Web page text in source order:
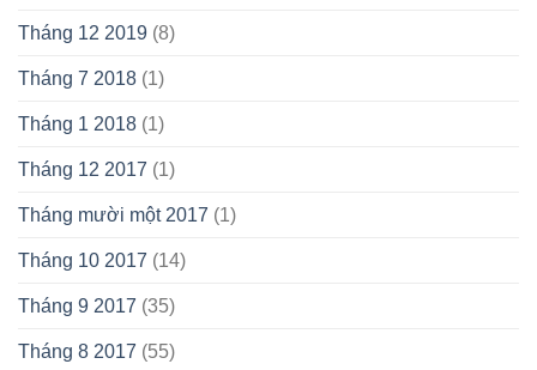
Tháng 12 2019 (8)
Tháng 7 2018 (1)
Tháng 1 2018 (1)
Tháng 12 2017 (1)
Tháng mười một 2017 (1)
Tháng 10 2017 (14)
Tháng 9 2017 (35)
Tháng 8 2017 (55)